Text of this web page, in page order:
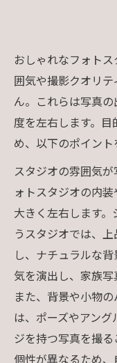
おしゃれなフォト
囲気や撮影クオリ
ん。これらは写真
度を左右します。
め、以下のポイント
スタジオの雰囲気
ォトスタジオの内
大きく左右します
うスタジオでは、
し、ナチュラルな
気を演出し、家族写
また、背景や小物
は、ポーズやアン
ジを持つ写真を撮
個性が異なるため